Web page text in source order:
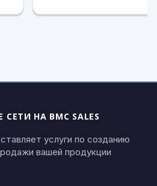
НА BMC SALES
услуги по созданию
вашей продукции